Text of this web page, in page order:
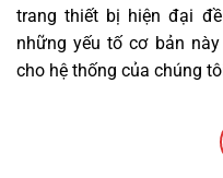
trang thiết bị hiện đại
những yếu tố cơ bản
cho hệ thống của chúng